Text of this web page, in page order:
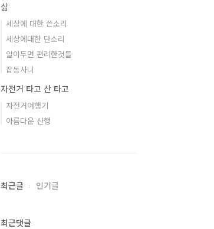
삶
세상에 대한 쓴소리
세상에대한 단소리
알아두면 편리한것들
잡동사니
자전거 타고 산 타고
자전거여행기
아름다운 산행
최근글 인기글
최근댓글